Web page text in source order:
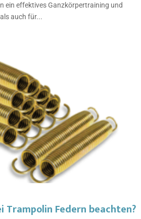
ein effektives Ganzkörpertraining und
auch für...
Trampolin Federn beachten?